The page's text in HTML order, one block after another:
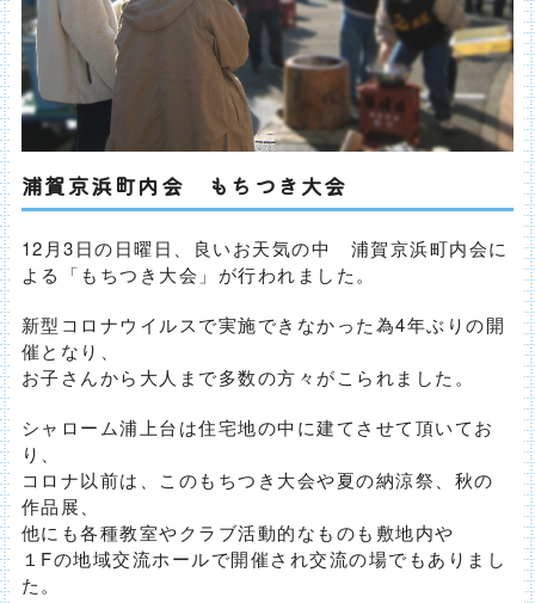
浦賀京浜町内会 もちつき大会
12月3日の日曜日、良いお天気の中 浦賀京浜町内会に
よる「もちつき大会」が行われました。
新型コロナウイルスで実施できなかった為4年ぶりの開
催となり、
お子さんから大人まで多数の方々がこられました。
シャローム浦上台は住宅地の中に建てさせて頂いてお
り、
コロナ以前は、このもちつき大会や夏の納涼祭、秋の
作品展、
他にも各種教室やクラブ活動的なものも敷地内や
１Fの地域交流ホールで開催され交流の場でもありまし
た。